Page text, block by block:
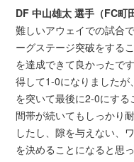
DF 中山雄太 選手（FC町
難しいアウェイでの試合
ーグステージ突破をする
を達成できて良かったで
得して1-0になりました
を突いて最後に2-0にす
間帯が続いてもしっかり
したし、隙を与えない、
を決めることになると思